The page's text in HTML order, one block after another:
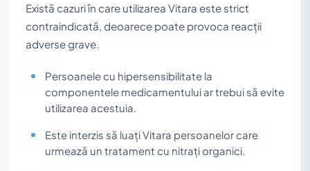
Există cazuri în care utilizarea Vitara este strict
contraindicată, deoarece poate provoca reacții
adverse grave.
Persoanele cu hipersensibilitate la
componentele medicamentului ar trebui să evite
utilizarea acestuia.
Este interzis să luați Vitara persoanelor care
urmează un tratament cu nitrați organici.